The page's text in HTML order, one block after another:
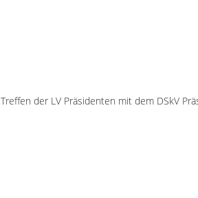
Treffen der LV Präsidenten mit dem DSkV